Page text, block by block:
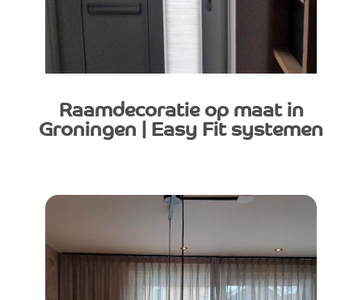
Raamdecoratie op maat in
Groningen | Easy Fit systemen